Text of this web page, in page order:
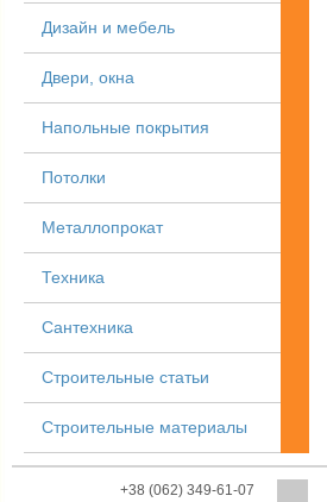
Дизайн и мебель
Двери, окна
Напольные покрытия
Потолки
Металлопрокат
Техника
Сантехника
Строительные статьи
Строительные материалы
+38 (062) 349-61-07